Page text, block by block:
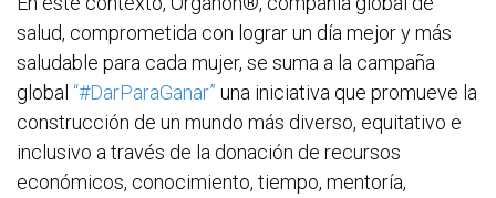
salud, comprometida con lograr un día mejor y más
saludable para cada mujer, se suma a la campaña
global “#DarParaGanar” una iniciativa que promueve la
construcción de un mundo más diverso, equitativo e
inclusivo a través de la donación de recursos
económicos, conocimiento, tiempo, mentoría,